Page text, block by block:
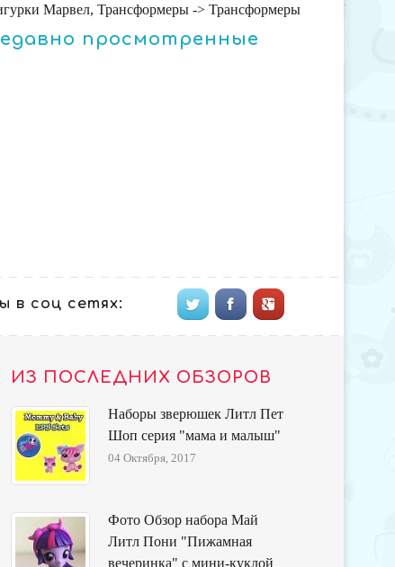
Марвел, Трансформеры -> Трансформеры
просмотренные
в соц сетях:
ИЗ ПОСЛЕДНИХ ОБЗОРОВ
Наборы зверюшек Литл Пет
Шоп серия "мама и малыш"
04 Октября, 2017
Фото Обзор набора Май
Литл Пони "Пижамная
вечеринка" с мини-куклой